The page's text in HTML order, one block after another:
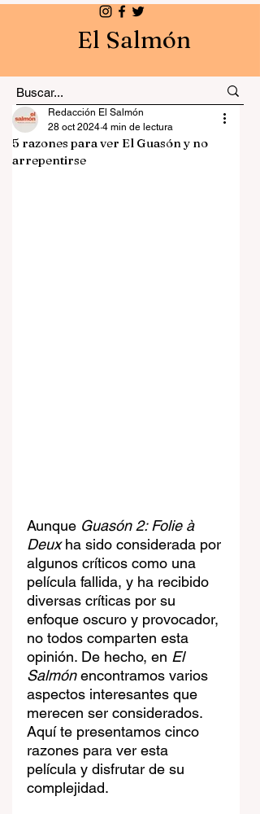
El Salmón
5 razones para ver El Guasón y no
arrepentirse
Redacción El Salmón
28 oct 2024 4 min de lectura
Aunque Guasón 2: Folie à
Deux ha sido considerada por
algunos críticos como una
película fallida, y ha recibido
diversas críticas por su
enfoque oscuro y provocador,
no todos comparten esta
opinión. De hecho, en El
Salmón encontramos varios
aspectos interesantes que
merecen ser considerados.
Aquí te presentamos cinco
razones para ver esta
película y disfrutar de su
complejidad.